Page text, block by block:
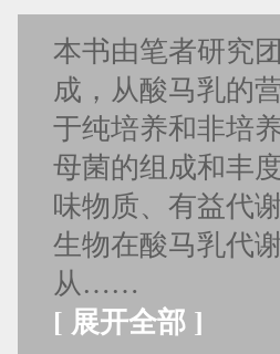
本书由笔者研究
成，从酸马乳的
于纯培养和非培
母菌的组成和丰
味物质、有益代
生物在酸马乳代
从……
[ 展开全部 ]